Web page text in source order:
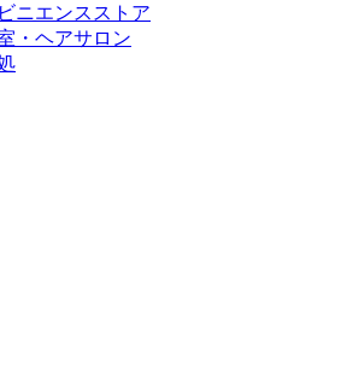
ニエンスストア
・ヘアサロン